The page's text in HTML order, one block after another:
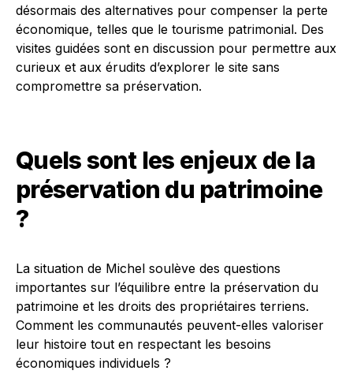
désormais des alternatives pour compenser la perte
économique, telles que le tourisme patrimonial. Des
visites guidées sont en discussion pour permettre aux
curieux et aux érudits d’explorer le site sans
compromettre sa préservation.
Quels sont les enjeux de la
préservation du patrimoine
?
La situation de Michel soulève des questions
importantes sur l’équilibre entre la préservation du
patrimoine et les droits des propriétaires terriens.
Comment les communautés peuvent-elles valoriser
leur histoire tout en respectant les besoins
économiques individuels ?